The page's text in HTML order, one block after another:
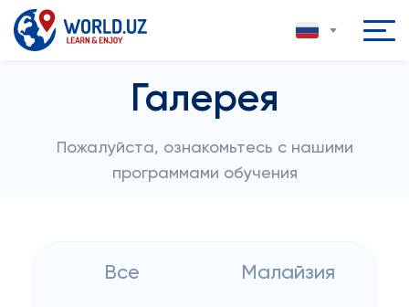
Галерея
Пожалуйста, ознакомьтесь с нашими
программами обучения
Все Малайзия